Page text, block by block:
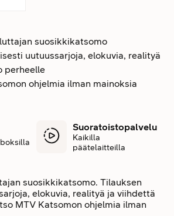
suosikkikatsomo
uutuussarjoja, elokuvia, realityä
perheelle
ohjelmia ilman mainoksia
Suoratoistopalvelu
Kaikilla
päätelaitteilla
suosikkikatsomo. Tilauksen
elokuvia, realityä ja viihdettä
MTV Katsomon ohjelmia ilman